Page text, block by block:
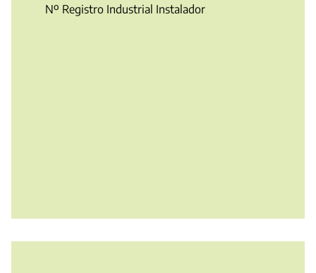
Nº Registro Industrial Instalador